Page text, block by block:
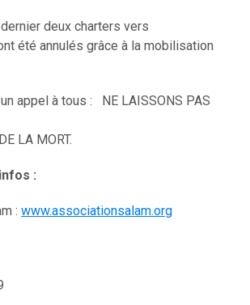
deux charters vers
été annulés grâce à la mobilisation
appel à tous :
NE LAISSONS PAS
LA MORT.
:
: www.associationsalam.org